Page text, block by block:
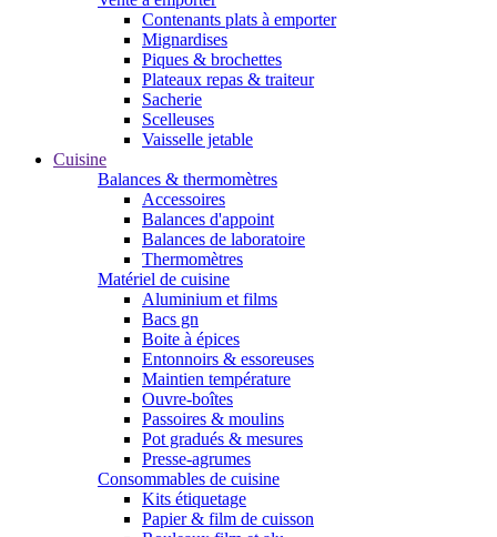
Contenants plats à emporter
Mignardises
Piques & brochettes
Plateaux repas & traiteur
Sacherie
Scelleuses
Vaisselle jetable
Cuisine
Balances & thermomètres
Accessoires
Balances d'appoint
Balances de laboratoire
Thermomètres
Matériel de cuisine
Aluminium et films
Bacs gn
Boite à épices
Entonnoirs & essoreuses
Maintien température
Ouvre-boîtes
Passoires & moulins
Pot gradués & mesures
Presse-agrumes
Consommables de cuisine
Kits étiquetage
Papier & film de cuisson